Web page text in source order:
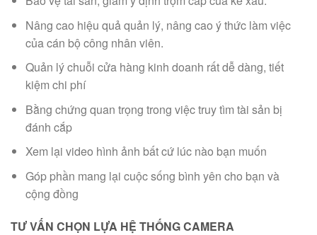
Nâng cao hiệu quả quản lý, nâng cao ý thức làm việc
của cán bộ công nhân viên.
Quản lý chuỗi cửa hàng kinh doanh rất dễ dàng, tiết
kiệm chi phí
Bằng chứng quan trọng trong việc truy tìm tài sản bị
đánh cắp
Xem lại video hình ảnh bất cứ lúc nào bạn muốn
Góp phần mang lại cuộc sống bình yên cho bạn và
cộng đồng
TƯ VẤN CHỌN LỰA HỆ THỐNG CAMERA